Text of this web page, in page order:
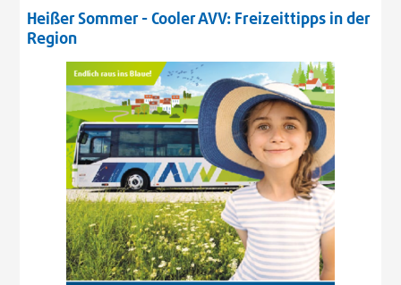
Heißer Sommer - Cooler AVV: Freizeittipps in der
Region